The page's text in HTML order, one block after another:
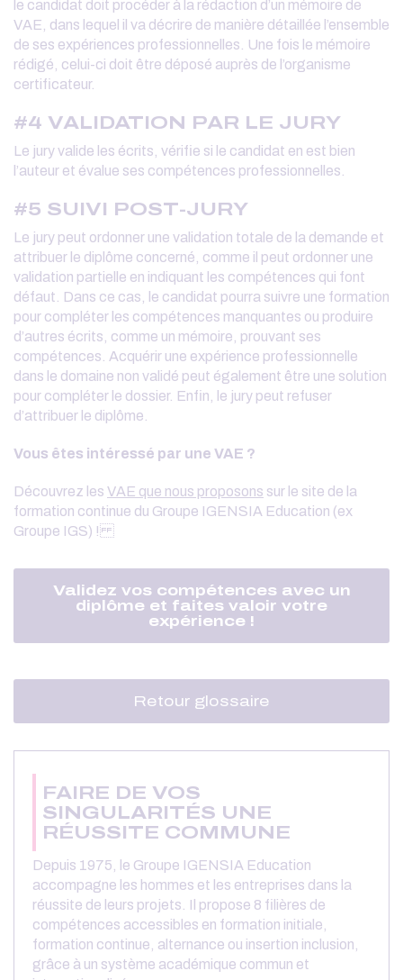
le candidat doit procéder à la rédaction d’un mémoire de
VAE, dans lequel il va décrire de manière détaillée l’ensemble
de ses expériences professionnelles. Une fois le mémoire
rédigé, celui-ci doit être déposé auprès de l’organisme
certificateur.
#4 VALIDATION PAR LE JURY
Le jury valide les écrits, vérifie si le candidat en est bien
l’auteur et évalue ses compétences professionnelles.
#5 SUIVI POST-JURY
Le jury peut ordonner une validation totale de la demande et
attribuer le diplôme concerné, comme il peut ordonner une
validation partielle en indiquant les compétences qui font
défaut. Dans ce cas, le candidat pourra suivre une formation
pour compléter les compétences manquantes ou produire
d’autres écrits, comme un mémoire, prouvant ses
compétences. Acquérir une expérience professionnelle
dans le domaine non validé peut également être une solution
pour compléter le dossier. Enfin, le jury peut refuser
d’attribuer le diplôme.
Vous êtes intéressé par une VAE ?
Découvrez les VAE que nous proposons sur le site de la
formation continue du Groupe IGENSIA Education (ex
Groupe IGS) !
Validez vos compétences avec un
diplôme et faites valoir votre
expérience !
Retour glossaire
FAIRE DE VOS
SINGULARITÉS UNE
RÉUSSITE COMMUNE
Depuis 1975, le Groupe IGENSIA Education
accompagne les hommes et les entreprises dans la
réussite de leurs projets. Il propose 8 filières de
compétences accessibles en formation initiale,
formation continue, alternance ou insertion inclusion,
grâce à un système académique commun et